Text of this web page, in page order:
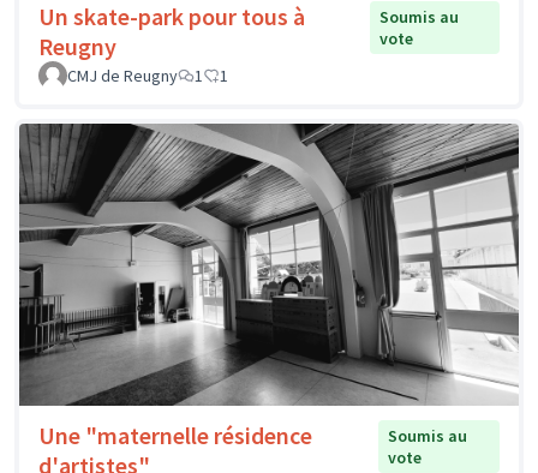
Un skate-park pour tous à
Reugny
Soumis au
vote
CMJ de Reugny
1 1
Une "maternelle résidence
d'artistes"
Soumis au
vote